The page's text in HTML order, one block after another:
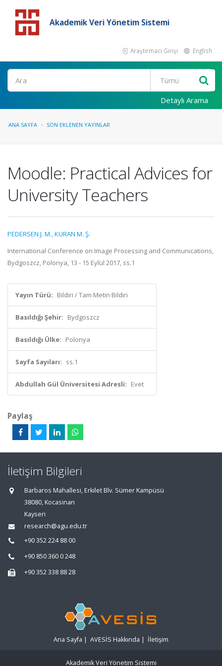
Akademik Veri Yönetim Sistemi
Araştırmacı Girişi English
Detaylı Arama
ANA SAYFA SON EKLENEN YAYINLAR
Moodle: Practical Advices for
University Teachers
PEDERSEN J. M.,KURAN M. Ş.
International Conference on Image Processing and Communications,
Bydgoszcz, Polonya, 13 - 15 Eylül 2017, ss.1
Yayın Türü: Bildiri / Tam Metin Bildiri
Basıldığı Şehir: Bydgoszcz
Basıldığı Ülke: Polonya
Sayfa Sayıları: ss.1
Abdullah Gül Üniversitesi Adresli: Evet
Paylaş
İletişim Bilgileri
Barbaros Mahallesi, Erkilet Blv. Sümer Kampüsü
38080, Kocasinan
Kayseri
research@agu.edu.tr
+90 352 224 88 00
+90 850 360 0 248
+90 352 338 88 28
Ana Sayfa | AVESİS Hakkında | İletişim
Akademik Veri Yönetim Sistemi